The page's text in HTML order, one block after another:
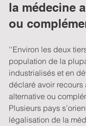
la médecine
ou
''Environ les deux
population de la
industrialisés et en
déclaré avoir
alternative ou
Plusieurs pays
légalisation de la